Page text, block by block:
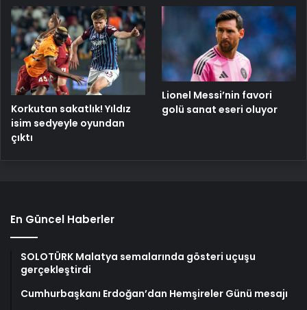
Korkutan sakatlık! Yıldız
isim sedyeyle oyundan
çıktı
Lionel Messi’nin favori
golü sanat eseri oluyor
En Güncel Haberler
SOLOTÜRK Malatya semalarında gösteri uçuşu
gerçekleştirdi
Cumhurbaşkanı Erdoğan’dan Hemşireler Günü mesajı